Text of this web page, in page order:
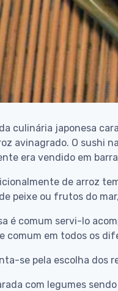
culinária japonesa
avinagrado. O sushi
era vendido em
de arroz
peixe ou frutos do
é comum servi-lo
comum em todos os
se pela escolha dos
com legumes